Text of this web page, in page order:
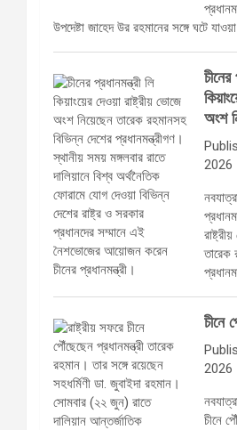
উপদেষ্টা জাহেদ উর রহমানের সঙ্গে ঘটে
চীনের
অংশ
2026
তারেক
চীনে
2026
চীনে